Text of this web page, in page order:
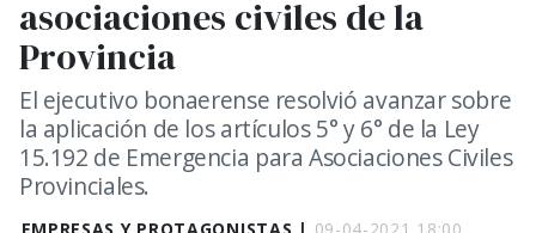
asociaciones civiles de la
Provincia
El ejecutivo bonaerense resolvió avanzar sobre
la aplicación de los artículos 5° y 6° de la Ley
15.192 de Emergencia para Asociaciones Civiles
Provinciales.